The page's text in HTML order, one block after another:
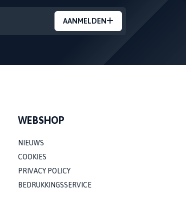
AANMELDEN
WEBSHOP
NIEUWS
COOKIES
PRIVACY POLICY
BEDRUKKINGSSERVICE